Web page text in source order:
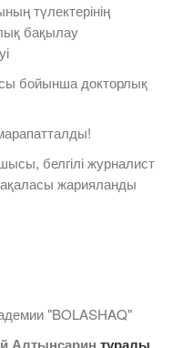
түлектерінің
бақылау
бойынша докторлық
белгілі журналист
жарияланды
"BOLASHAQ"